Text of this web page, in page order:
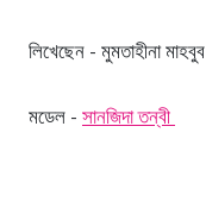
লিখেছেন - মুমতাহীনা মাহবুব
মডেল - সানজিদা তন্বী